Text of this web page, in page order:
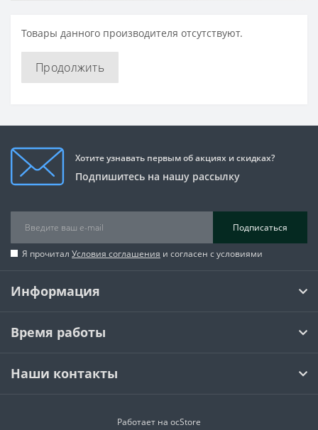
Товары данного производителя отсутствуют.
Продолжить
Хотите узнавать первым об акциях и скидках?
Подпишитесь на нашу рассылку
Подписаться
Я прочитал Условия соглашения и согласен с условиями
Информация
Время работы
Наши контакты
Работает на ocStore